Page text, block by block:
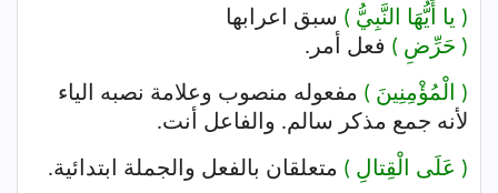
( يا أَيُّهَا النَّبِيُّ ) سبق اعرابها
( حَرِّضِ ) فعل أمر.
( الْمُؤْمِنِينَ ) مفعوله منصوب وعلامة نصبه الياء
لأنه جمع مذكر سالم. والفاعل أنت.
( عَلَى الْقِتالِ ) متعلقان بالفعل والجملة ابتدائية.